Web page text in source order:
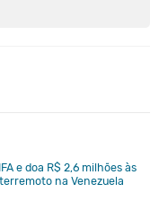
e doa R$ 2,6 milhões às
na Venezuela